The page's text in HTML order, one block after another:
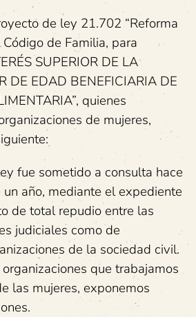
de ley 21.702 “Reforma
de Familia, para
SUPERIOR DE LA
DE EDAD BENEFICIARIA DE
quienes
de mujeres,
fue sometido a consulta hace
año, mediante el expediente
de total repudio entre las
judiciales como de
de la sociedad civil.
que trabajamos
las mujeres, exponemos